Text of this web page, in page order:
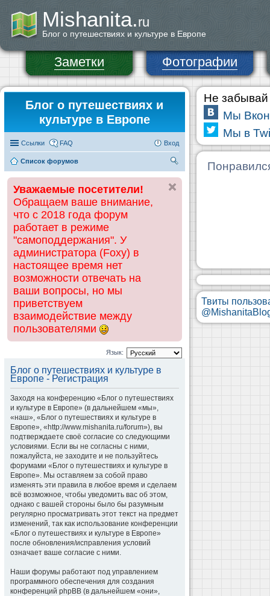
Mishanita.ru
Блог о путешествиях и культуре в Европе
Заметки Фотографии
Блог о путешествиях и
культуре в Европе
Ссылки FAQ Вход
Список форумов
ск
Уважаемые посетители!
Обращаем ваше внимание,
что с 2018 года форум
работает в режиме
"самоподдержания". У
администратора (Foxy) в
настоящее время нет
возможности отвечать на
ваши вопросы, но мы
приветствуем
взаимодействие между
пользователями
Язык:
Блог о путешествиях и культуре в
Европе - Регистрация
Заходя на конференцию «Блог о путешествиях
и культуре в Европе» (в дальнейшем «мы»,
«наш», «Блог о путешествиях и культуре в
Европе», «http://www.mishanita.ru/forum»), вы
подтверждаете своё согласие со следующими
условиями. Если вы не согласны с ними,
пожалуйста, не заходите и не пользуйтесь
форумами «Блог о путешествиях и культуре в
Европе». Мы оставляем за собой право
изменять эти правила в любое время и сделаем
всё возможное, чтобы уведомить вас об этом,
однако с вашей стороны было бы разумным
регулярно просматривать этот текст на предмет
изменений, так как использование конференции
«Блог о путешествиях и культуре в Европе»
после обновления/исправления условий
означает ваше согласие с ними.
Наши форумы работают под управлением
программного обеспечения для создания
конференций phpBB (в дальнейшем «они»,
Не забывай
Мы
Мы в
Твиты